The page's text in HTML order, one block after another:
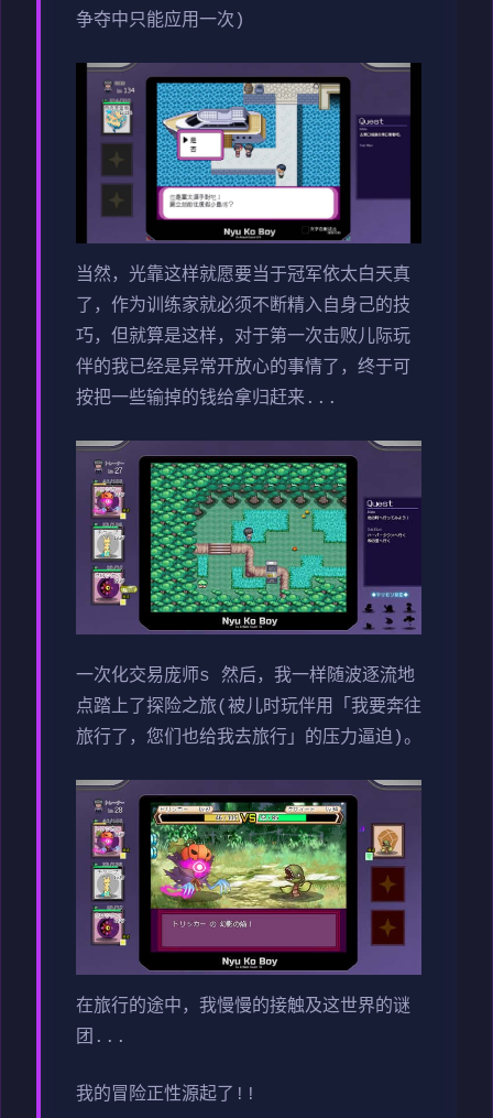
争夺中只能应用一次)
当然，光靠这样就愿要当于冠军依太白天真
了，作为训练家就必须不断精入自身己的技
巧，但就算是这样，对于第一次击败儿际玩
伴的我已经是异常开放心的事情了，终于可
按把一些输掉的钱给拿归赶来...
一次化交易庞师s 然后，我一样随波逐流地
点踏上了探险之旅(被儿时玩伴用「我要奔往
旅行了，您们也给我去旅行」的压力逼迫)。
在旅行的途中，我慢慢的接触及这世界的谜
团...
我的冒险正性源起了!!